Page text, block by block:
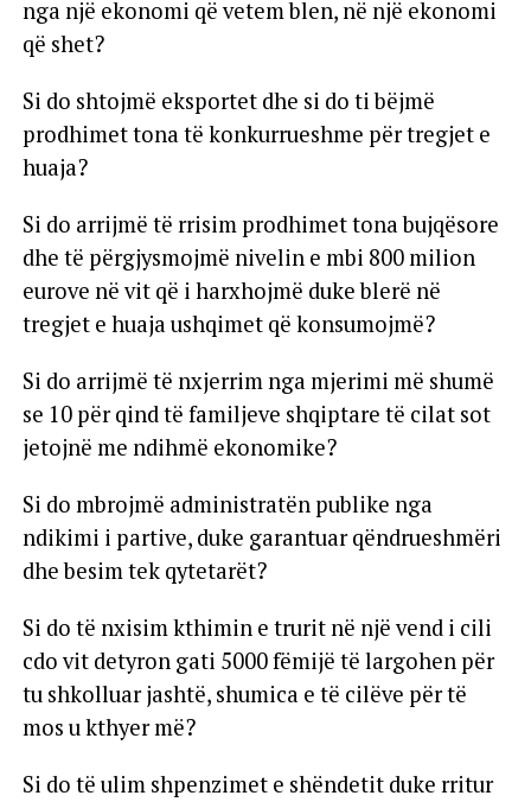
nga një ekonomi që vetem blen, në një ekonomi
që shet?
Si do shtojmë eksportet dhe si do ti bëjmë
prodhimet tona të konkurrueshme për tregjet e
huaja?
Si do arrijmë të rrisim prodhimet tona bujqësore
dhe të përgjysmojmë nivelin e mbi 800 milion
eurove në vit që i harxhojmë duke blerë në
tregjet e huaja ushqimet që konsumojmë?
Si do arrijmë të nxjerrim nga mjerimi më shumë
se 10 për qind të familjeve shqiptare të cilat sot
jetojnë me ndihmë ekonomike?
Si do mbrojmë administratën publike nga
ndikimi i partive, duke garantuar qëndrueshmëri
dhe besim tek qytetarët?
Si do të nxisim kthimin e trurit në një vend i cili
cdo vit detyron gati 5000 fëmijë të largohen për
tu shkolluar jashtë, shumica e të cilëve për të
mos u kthyer më?
Si do të ulim shpenzimet e shëndetit duke rritur